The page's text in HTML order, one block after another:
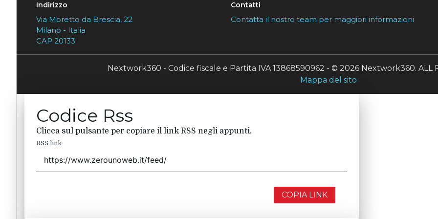
Indirizzo
Via Moretto da Brescia, 22
Milano - Italia
CAP 20133
Contatti
Contatta il nostro team per maggiori informazioni
Nextwork360 - Codice fiscale e Partita IVA 13868590962 - © 2026 Nextwork360. ALL
Mappa del sito
Codice Rss
Clicca sul pulsante per copiare il link RSS negli appunti.
RSS link
COPIA LINK